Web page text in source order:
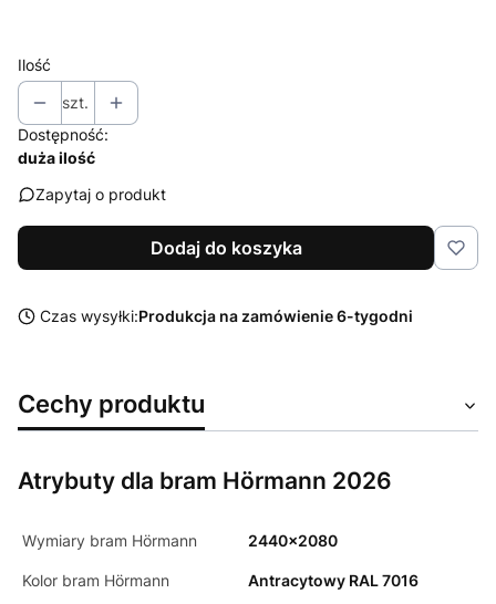
Ilość
szt.
Dostępność:
duża ilość
Zapytaj o produkt
Dodaj do koszyka
Czas wysyłki:Produkcja na zamówienie 6-tygodni
Cechy produktu
Atrybuty dla bram Hörmann 2026
Wymiary bram Hörmann 2440x2080
Kolor bram Hörmann Antracytowy RAL 7016